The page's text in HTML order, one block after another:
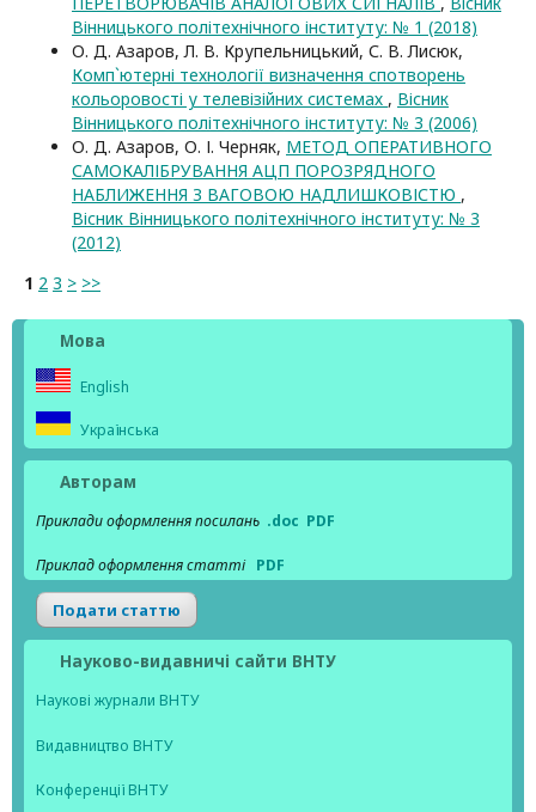
Вінницького політехнічного інституту: № 1 (2018)
О. Д. Азаров, Л. В. Крупельницький, С. В. Лисюк,
Комп`ютерні технології визначення спотворень
кольоровості у телевізійних системах , Вісник
Вінницького політехнічного інституту: № 3 (2006)
О. Д. Азаров, О. І. Черняк, МЕТОД ОПЕРАТИВНОГО
САМОКАЛІБРУВАННЯ АЦП ПОРОЗРЯДНОГО
НАБЛИЖЕННЯ З ВАГОВОЮ НАДЛИШКОВІСТЮ ,
Вісник Вінницького політехнічного інституту: № 3
(2012)
1 2 3 > >>
Мова
English
Українська
Авторам
Приклади оформлення посилань .doc PDF
Приклад оформлення статті PDF
Подати статтю
Науково-видавничі сайти ВНТУ
Наукові журнали ВНТУ
Видавництво ВНТУ
Конференції ВНТУ